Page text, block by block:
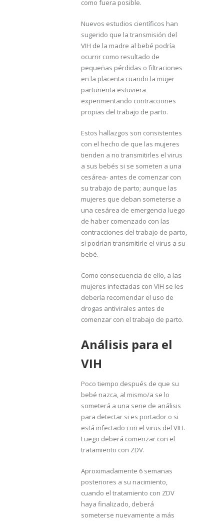
como fuera posible.
Nuevos estudios científicos han
sugerido que la transmisión del
VIH de la madre al bebé podría
ocurrir como resultado de
pequeñas pérdidas o filtraciones
en la placenta cuando la mujer
parturienta estuviera
experimentando contracciones
propias del trabajo de parto.
Estos hallazgos son consistentes
con el hecho de que las mujeres
tienden a no transmitirles el virus
a sus bebés si se someten a una
cesárea- antes de comenzar con
su trabajo de parto; aunque las
mujeres que deban someterse a
una cesárea de emergencia luego
de haber comenzado con las
contracciones del trabajo de parto,
sí podrían transmitirle el virus a su
bebé.
Como consecuencia de ello, a las
mujeres infectadas con VIH se les
debería recomendar el uso de
drogas antivirales antes de
comenzar con el trabajo de parto.
Análisis para el
VIH
Poco tiempo después de que su
bebé nazca, al mismo/a se lo
someterá a una serie de análisis
para detectar si es portador o si
está infectado con el virus del VIH.
Luego deberá comenzar con el
tratamiento con ZDV.
Aproximadamente 6 semanas
posteriores a su nacimiento,
cuando el tratamiento con ZDV
haya finalizado, deberá
someterse nuevamente a más